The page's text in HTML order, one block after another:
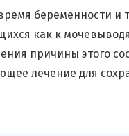
беременности и
как к
причины этого
лечение для